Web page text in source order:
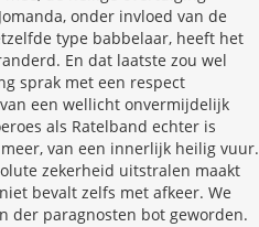
onder invloed van de
type babbelaar, heeft het
En dat laatste zou wel
sprak met een respect
een wellicht onvermijdelijk
als Ratelband echter is
van een innerlijk heilig vuur.
zekerheid uitstralen maakt
bevalt zelfs met afkeer. We
der paragnosten bot geworden.